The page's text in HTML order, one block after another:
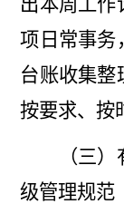
项日常事务
台账收集整
按要求、按
（三
级管理规范